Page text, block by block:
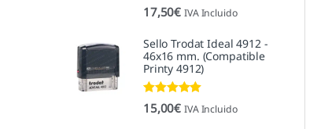
Valorado con
5.00de 5
17,50€ IVA Incluido
Sello Trodat Ideal 4912 -
46x16 mm. (Compatible
Printy 4912)
Valorado con
5.00de 5
15,00€ IVA Incluido